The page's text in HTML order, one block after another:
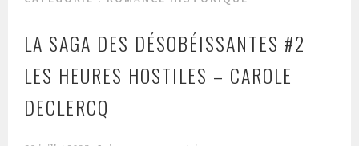
LA SAGA DES DÉSOBÉISSANTES #2
LES HEURES HOSTILES – CAROLE
DECLERCQ